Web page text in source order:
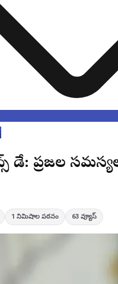
డే: ప్రజల
1 నిమిషాల పఠనం 63 వ్యూస్